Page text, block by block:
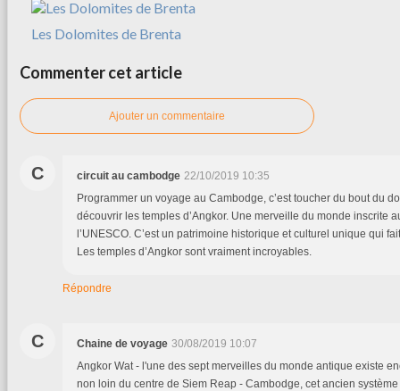
Les Dolomites de Brenta
Commenter cet article
Ajouter un commentaire
C circuit au cambodge 22/10/2019 10:35
Programmer un voyage au Cambodge, c’est toucher du bout du
découvrir les temples d’Angkor. Une merveille du monde inscrite
l’UNESCO. C’est un patrimoine historique et culturel unique qui
Les temples d’Angkor sont vraiment incroyables.
Répondre
C Chaine de voyage 30/08/2019 10:07
Angkor Wat - l'une des sept merveilles du monde antique existe
non loin du centre de Siem Reap - Cambodge, cet ancien